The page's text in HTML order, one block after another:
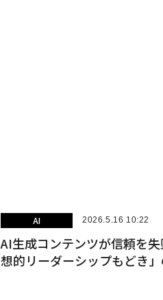
AI 2026.5.16 10:22
AI生成コンテンツが信頼を
想的リーダーシップもどき